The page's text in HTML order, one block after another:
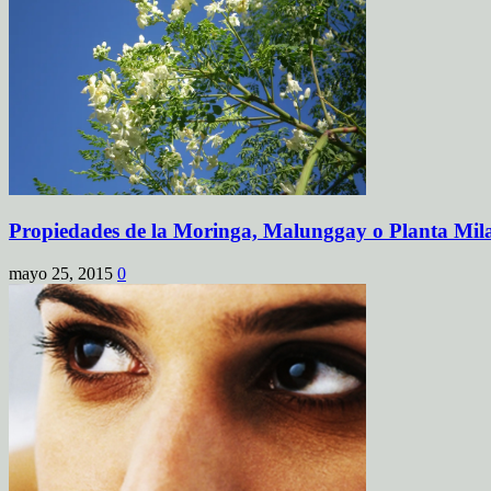
Propiedades de la Moringa, Malunggay o Planta
mayo 25, 2015 0